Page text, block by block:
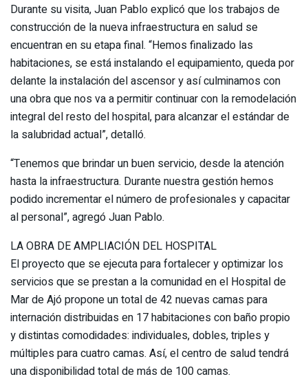
Durante su visita, Juan Pablo explicó que los trabajos de
construcción de la nueva infraestructura en salud se
encuentran en su etapa final. “Hemos finalizado las
habitaciones, se está instalando el equipamiento, queda por
delante la instalación del ascensor y así culminamos con
una obra que nos va a permitir continuar con la remodelación
integral del resto del hospital, para alcanzar el estándar de
la salubridad actual”, detalló.
“Tenemos que brindar un buen servicio, desde la atención
hasta la infraestructura. Durante nuestra gestión hemos
podido incrementar el número de profesionales y capacitar
al personal”, agregó Juan Pablo.
LA OBRA DE AMPLIACIÓN DEL HOSPITAL
El proyecto que se ejecuta para fortalecer y optimizar los
servicios que se prestan a la comunidad en el Hospital de
Mar de Ajó propone un total de 42 nuevas camas para
internación distribuidas en 17 habitaciones con baño propio
y distintas comodidades: individuales, dobles, triples y
múltiples para cuatro camas. Así, el centro de salud tendrá
una disponibilidad total de más de 100 camas.